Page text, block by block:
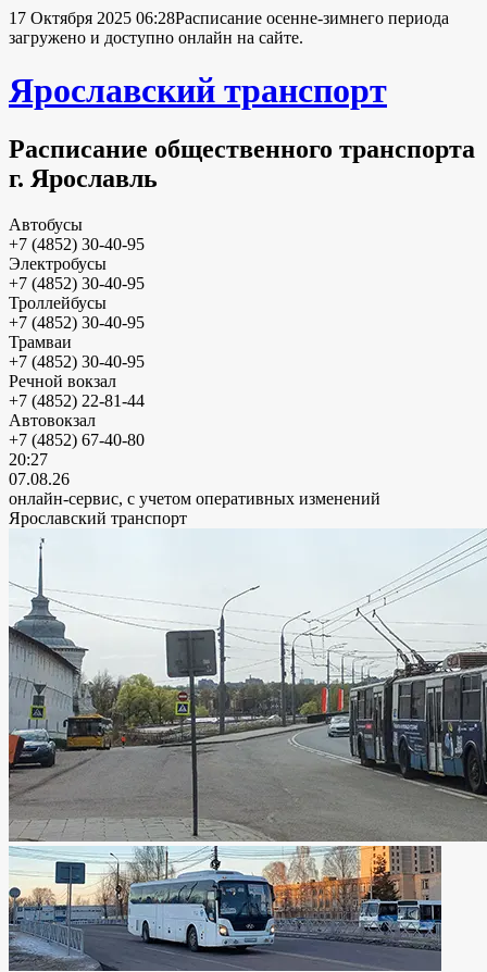
17 Октября 2025 06:28Расписание осенне-зимнего периода
загружено и доступно онлайн на сайте.
Ярославский транспорт
Расписание общественного транспорта
г. Ярославль
Автобусы
+7 (4852) 30-40-95
Электробусы
+7 (4852) 30-40-95
Троллейбусы
+7 (4852) 30-40-95
Трамваи
+7 (4852) 30-40-95
Речной вокзал
+7 (4852) 22-81-44
Автовокзал
+7 (4852) 67-40-80
20:27
07.08.26
онлайн-сервис, с учетом оперативных изменений
Ярославский транспорт